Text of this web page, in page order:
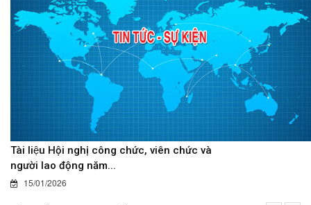
Tài liệu Hội nghị công chức, viên chức và
người lao động năm...
15/01/2026